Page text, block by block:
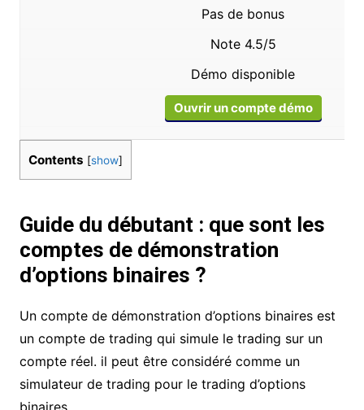
Pas de bonus
Note 4.5/5
Démo disponible
Ouvrir un compte démo
Contents [show]
Guide du débutant : que sont les
comptes de démonstration
d’options binaires ?
Un compte de démonstration d’options binaires est
un compte de trading qui simule le trading sur un
compte réel. il peut être considéré comme un
simulateur de trading pour le trading d’options
binaires.